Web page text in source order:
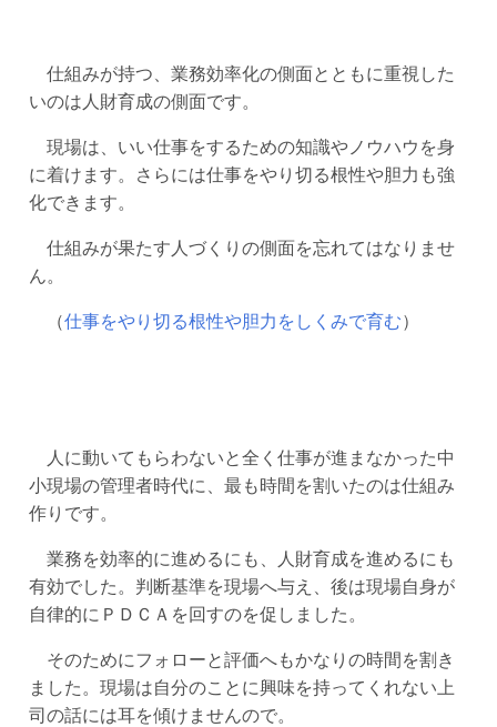
仕組みが持つ、業務効率化の側面とともに重視した
いのは人財育成の側面です。
現場は、いい仕事をするための知識やノウハウを身
に着けます。さらには仕事をやり切る根性や胆力も強
化できます。
仕組みが果たす人づくりの側面を忘れてはなりませ
ん。
（仕事をやり切る根性や胆力をしくみで育む）
人に動いてもらわないと全く仕事が進まなかった中
小現場の管理者時代に、最も時間を割いたのは仕組み
作りです。
業務を効率的に進めるにも、人財育成を進めるにも
有効でした。判断基準を現場へ与え、後は現場自身が
自律的にＰＤＣＡを回すのを促しました。
そのためにフォローと評価へもかなりの時間を割き
ました。現場は自分のことに興味を持ってくれない上
司の話には耳を傾けませんので。